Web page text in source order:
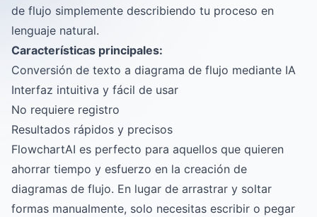
de flujo simplemente describiendo tu proceso en
lenguaje natural.
Características principales:
Conversión de texto a diagrama de flujo mediante IA
Interfaz intuitiva y fácil de usar
No requiere registro
Resultados rápidos y precisos
FlowchartAI es perfecto para aquellos que quieren
ahorrar tiempo y esfuerzo en la creación de
diagramas de flujo. En lugar de arrastrar y soltar
formas manualmente, solo necesitas escribir o pegar